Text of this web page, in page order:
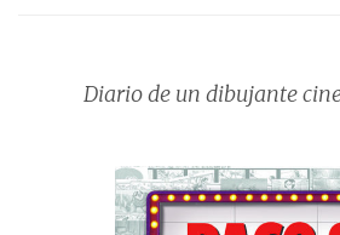
Diario de un dibujante